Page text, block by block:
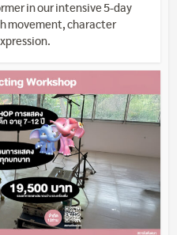
in our intensive 5-day
movement, character